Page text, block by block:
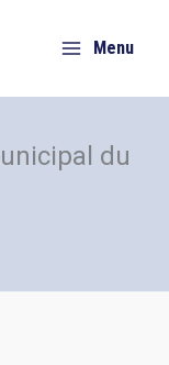
Menu
du